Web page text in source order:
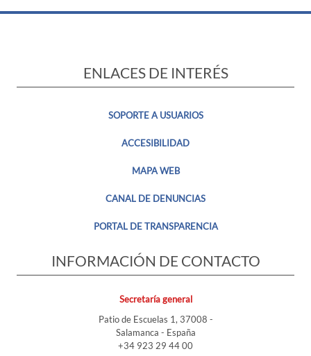
ENLACES DE INTERÉS
SOPORTE A USUARIOS
ACCESIBILIDAD
MAPA WEB
CANAL DE DENUNCIAS
PORTAL DE TRANSPARENCIA
INFORMACIÓN DE CONTACTO
Secretaría general
Patio de Escuelas 1, 37008 -
Salamanca - España
+34 923 29 44 00